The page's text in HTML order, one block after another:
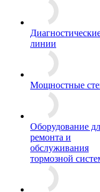
линии
Мощностные
Оборудование
ремонта и
обслуживания
тормозной